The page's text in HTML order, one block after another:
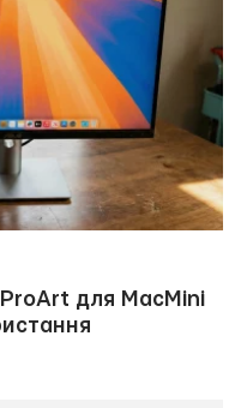
для MacMini